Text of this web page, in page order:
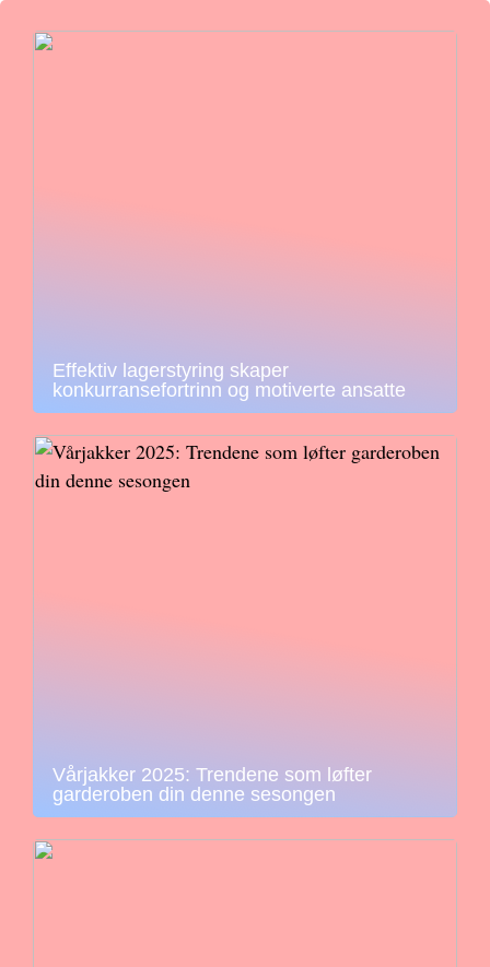
Effektiv lagerstyring skaper
konkurransefortrinn og motiverte ansatte
Vårjakker 2025: Trendene som løfter
garderoben din denne sesongen